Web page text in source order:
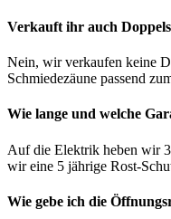
Verkauft ihr auch
Nein, wir verkaufen keine
Schmiedezäune passend
Wie lange und welche
Auf die Elektrik heben wir
wir eine 5 jährige Rost-
Wie gebe ich die